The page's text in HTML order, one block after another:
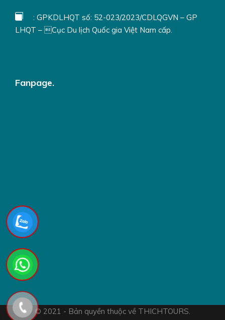
Nhân sự người địa phương;
VAT 8%
Phụ thu Lễ - Tết
CHÍNH SÁCH TRẺ EM & PHỤ THU:
Dưới 4 tuổi: miễn phí 100%. Bố mẹ tự chuẩn bị đồ ăn cho
bé, trường hợp bé qua các điểm soát vé có thu phí thì bố
mẹ sẽ tự thanh toán.
: GPKDLHQT số: 52-023/2023/CDLQGVN – GP
LHQT – Cục Du lịch Quốc gia Việt Nam cấp.
Fanpage.
© 2021 - Bản quyền thuộc về THICHTOURS.